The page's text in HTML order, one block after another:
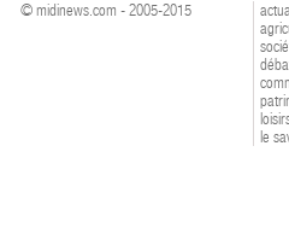
© midinews.com - 2005-2015
le